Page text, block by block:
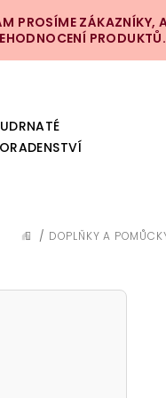
PROSÍME
PRODUKTŮ.
DOMŮ
/ DOPLŇKY A